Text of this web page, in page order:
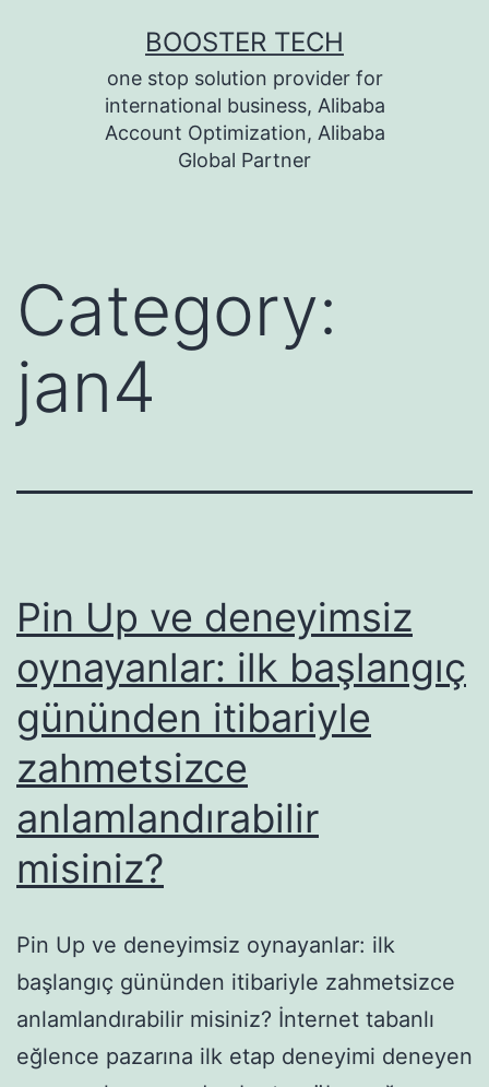
BOOSTER TECH
one stop solution provider for
international business, Alibaba
Account Optimization, Alibaba
Global Partner
Category:
jan4
Pin Up ve deneyimsiz
oynayanlar: ilk başlangıç
gününden itibariyle
zahmetsizce
anlamlandırabilir
misiniz?
Pin Up ve deneyimsiz oynayanlar: ilk
başlangıç gününden itibariyle zahmetsizce
anlamlandırabilir misiniz? İnternet tabanlı
eğlence pazarına ilk etap deneyimi deneyen